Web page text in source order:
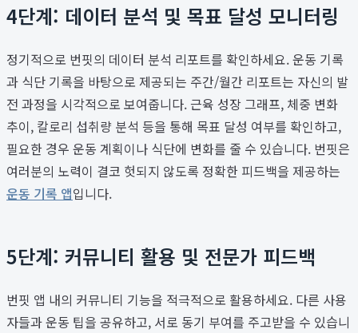
4단계: 데이터 분석 및 목표 달성 모니터링
정기적으로 번핏의 데이터 분석 리포트를 확인하세요. 운동 기록
과 식단 기록을 바탕으로 제공되는 주간/월간 리포트는 자신의 발
전 과정을 시각적으로 보여줍니다. 근육 성장 그래프, 체중 변화
추이, 칼로리 섭취량 분석 등을 통해 목표 달성 여부를 확인하고,
필요한 경우 운동 계획이나 식단에 변화를 줄 수 있습니다. 번핏은
여러분의 노력이 결코 헛되지 않도록 정확한 피드백을 제공하는
운동 기록 앱입니다.
5단계: 커뮤니티 활용 및 전문가 피드백
번핏 앱 내의 커뮤니티 기능을 적극적으로 활용하세요. 다른 사용
자들과 운동 팁을 공유하고, 서로 동기 부여를 주고받을 수 있습니